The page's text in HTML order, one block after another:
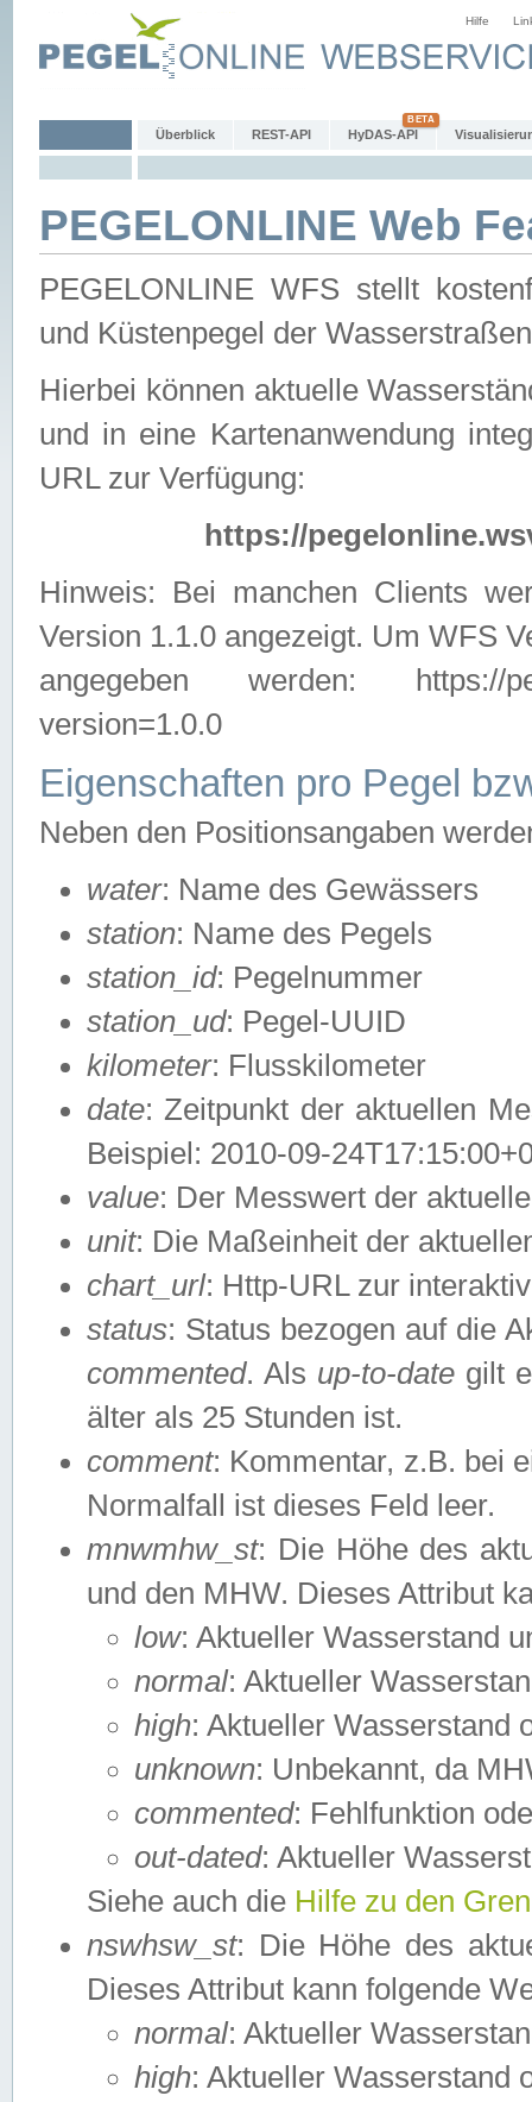
Hilfe
Überblick REST-API HyDAS-API
PEGELONLINE Web
PEGELONLINE WFS stellt
und Küstenpegel der
Hierbei können aktuelle
und in eine Kartenanwendung
URL zur Verfügung:
https://
Hinweis: Bei manchen Clients
Version 1.1.0 angezeigt. Um WFS
angegeben werden: https://
version=1.0.0
Eigenschaften pro Pegel
Neben den Positionsangaben
water: Name des Gewässers
station: Name des Pegels
station_id: Pegelnummer
station_ud: Pegel-UUID
kilometer: Flusskilometer
date: Zeitpunkt der aktuellen
Beispiel: 2010-09-
value: Der Messwert der
unit: Die Maßeinheit der
chart_url: Http-URL zur
status: Status bezogen auf die
commented. Als up-to-date gilt
älter als 25 Stunden ist.
comment: Kommentar, z.B. bei
Normalfall ist dieses Feld leer.
mnwmhw_st: Die Höhe des
und den MHW. Dieses Attribut
low: Aktueller Wasserstand
normal: Aktueller
high: Aktueller Wasserstand
unknown: Unbekannt, da
commented: Fehlfunktion
out-dated: Aktueller
Siehe auch die Hilfe zu den
nswhsw_st: Die Höhe des
Dieses Attribut kann folgende
normal: Aktueller
high: Aktueller Wasserstand